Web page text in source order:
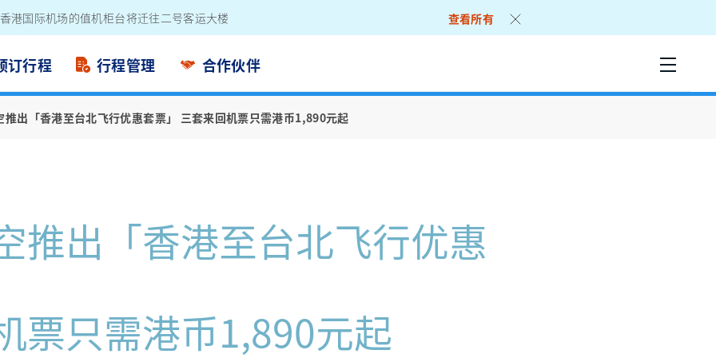
外置充电器 查看所有
订行程 行程管理 合作伙伴
推出「香港至台北飞行优惠套票」 三套来回机票只需港币1,890元起
推出「香港至台北飞行优惠
票只需港币1,890元起